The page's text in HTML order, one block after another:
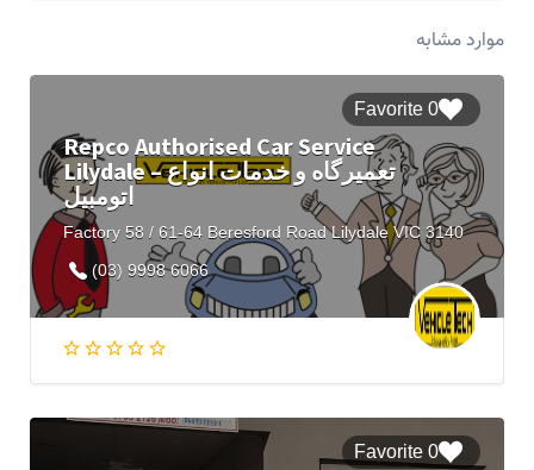
موارد مشابه
0 Favorite
Repco Authorised Car Service
Lilydale – تعمیرگاه و خدمات انواع
اتومبیل
Factory 58 / 61-64 Beresford Road Lilydale VIC 3140
(03) 9998 6066
0 Favorite